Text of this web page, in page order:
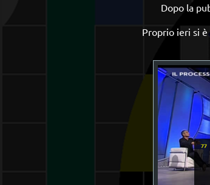
Dopo la
Proprio ieri si